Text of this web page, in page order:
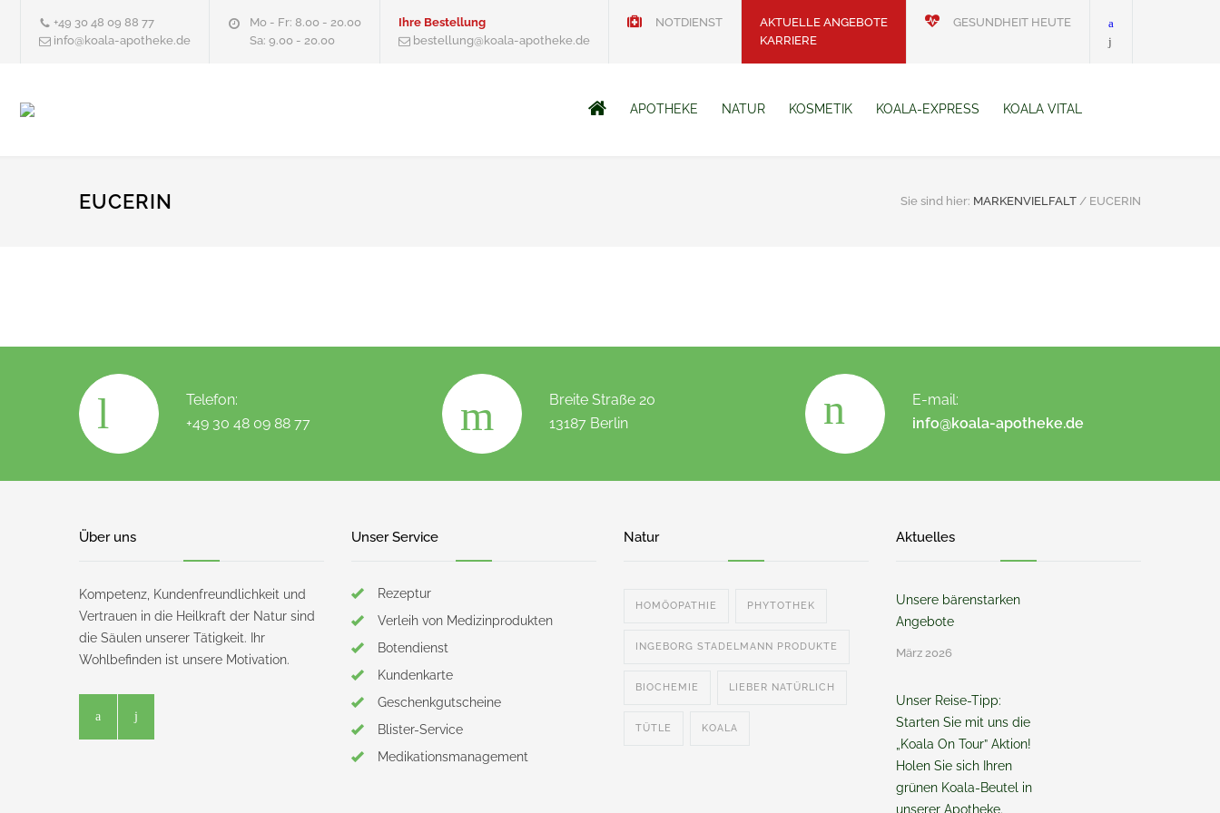
+49 30 48 09 88 77
info@koala-apotheke.de
Mo - Fr: 8.00 - 20.00
Sa: 9.00 - 20.00
Ihre Bestellung
bestellung@koala-apotheke.de
NOTDIENST
AKTUELLE ANGEBOTE
KARRIERE
GESUNDHEIT HEUTE
APOTHEKE NATUR KOSMETIK KOALA-EXPRESS KOALA VITAL
EUCERIN Sie sind hier: MARKENVIELFALT / EUCERIN
Telefon:
+49 30 48 09 88 77
Breite Straße 20
13187 Berlin
E-mail:
info@koala-apotheke.de
Über uns
Kompetenz, Kundenfreundlichkeit und
Vertrauen in die Heilkraft der Natur sind
die Säulen unserer Tätigkeit. Ihr
Wohlbefinden ist unsere Motivation.
Unser Service
Rezeptur
Verleih von Medizinprodukten
Botendienst
Kundenkarte
Geschenkgutscheine
Blister-Service
Medikationsmanagement
Natur
HOMÖOPATHIE PHYTOTHEK
INGEBORG STADELMANN PRODUKTE
BIOCHEMIE LIEBER NATÜRLICH
TÜTLE KOALA
Aktuelles
Unsere bärenstarken
Angebote
März 2026
Unser Reise-Tipp:
Starten Sie mit uns die
„Koala On Tour” Aktion!
Holen Sie sich Ihren
grünen Koala-Beutel in
unserer Apotheke.